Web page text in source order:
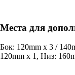
Места для
Бок: 120mm x 3 /
120mm x 1, Низ: